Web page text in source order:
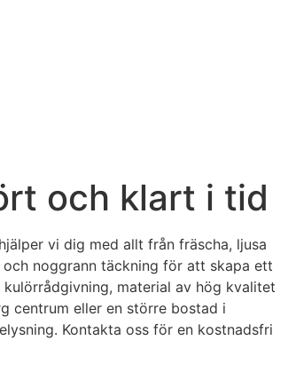
och klart i tid
vi dig med allt från fräscha, ljusa
noggrann täckning för att skapa ett
material av hög kvalitet
centrum eller en större bostad i
Kontakta oss för en kostnadsfri